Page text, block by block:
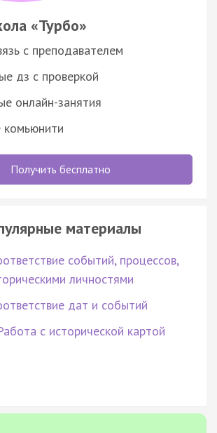
«Турбо»
с преподавателем
дз с проверкой
онлайн-занятия
Получить бесплатно
материалы
событий, процессов,
личностями
дат и событий
с исторической картой